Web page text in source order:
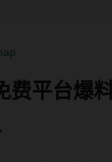
费平台爆